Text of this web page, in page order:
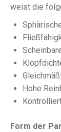
weist die
Hohe
Form der